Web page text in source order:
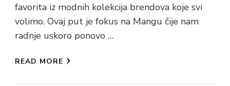
favorita iz modnih kolekcija brendova koje svi
volimo. Ovaj put je fokus na Mangu čije nam
radnje uskoro ponovo …
READ MORE